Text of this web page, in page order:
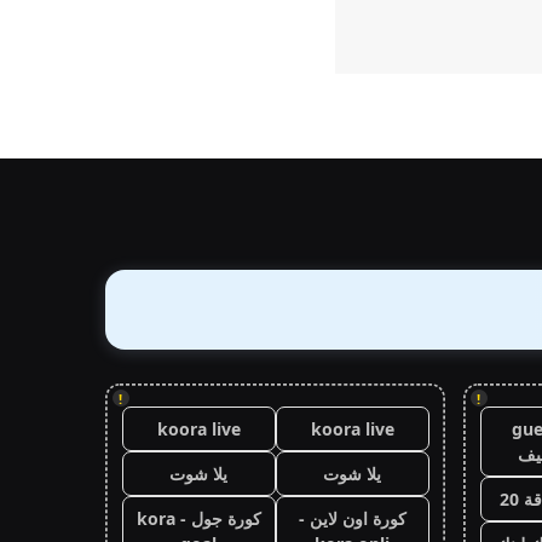
!
20
!
koora live
koora live
يلا شوت
يلا شوت
كورة اون لاين -
كورة جول - kora